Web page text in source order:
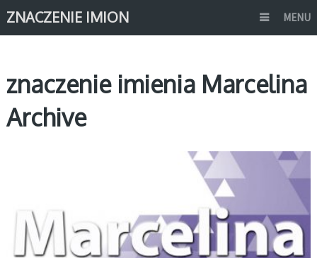
ZNACZENIE IMION MENU
znaczenie imienia Marcelina
Archive